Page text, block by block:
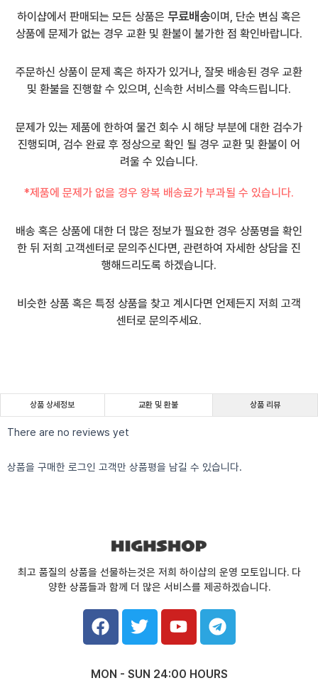
하이샵에서 판매되는 모든 상품은 무료배송이며, 단순 변심 혹은
상품에 문제가 없는 경우 교환 및 환불이 불가한 점 확인바랍니다.
주문하신 상품이 문제 혹은 하자가 있거나, 잘못 배송된 경우 교환
및 환불을 진행할 수 있으며, 신속한 서비스를 약속드립니다.
문제가 있는 제품에 한하여 물건 회수 시 해당 부분에 대한 검수가
진행되며, 검수 완료 후 정상으로 확인 될 경우 교환 및 환불이 어
려울 수 있습니다.
*제품에 문제가 없을 경우 왕복 배송료가 부과될 수 있습니다.
배송 혹은 상품에 대한 더 많은 정보가 필요한 경우 상품명을 확인
한 뒤 저희 고객센터로 문의주신다면, 관련하여 자세한 상담을 진
행해드리도록 하겠습니다.
비슷한 상품 혹은 특정 상품을 찾고 계시다면 언제든지 저희 고객
센터로 문의주세요.
상품 상세정보 교환 및 환불 상품 리뷰
There are no reviews yet
상품을 구매한 로그인 고객만 상품평을 남길 수 있습니다.
최고 품질의 상품을 선물하는것은 저희 하이샵의 운영 모토입니다. 다
양한 상품들과 함께 더 많은 서비스를 제공하겠습니다.
F
a
c
T
w
i
Y
o
u
T
e
l
MON - SUN 24:00 HOURS